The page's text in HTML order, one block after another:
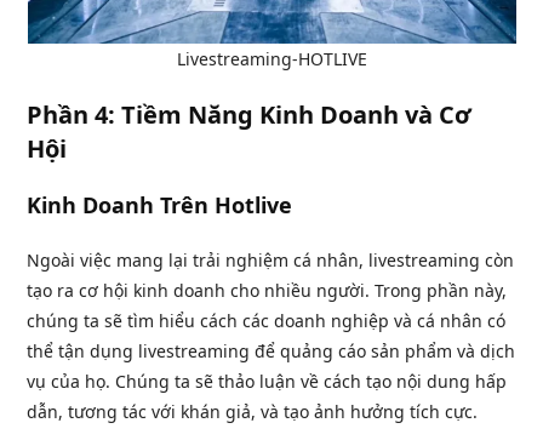
Livestreaming-HOTLIVE
Phần 4: Tiềm Năng Kinh Doanh và Cơ
Hội
Kinh Doanh Trên Hotlive
Ngoài việc mang lại trải nghiệm cá nhân, livestreaming còn
tạo ra cơ hội kinh doanh cho nhiều người. Trong phần này,
chúng ta sẽ tìm hiểu cách các doanh nghiệp và cá nhân có
thể tận dụng livestreaming để quảng cáo sản phẩm và dịch
vụ của họ. Chúng ta sẽ thảo luận về cách tạo nội dung hấp
dẫn, tương tác với khán giả, và tạo ảnh hưởng tích cực.